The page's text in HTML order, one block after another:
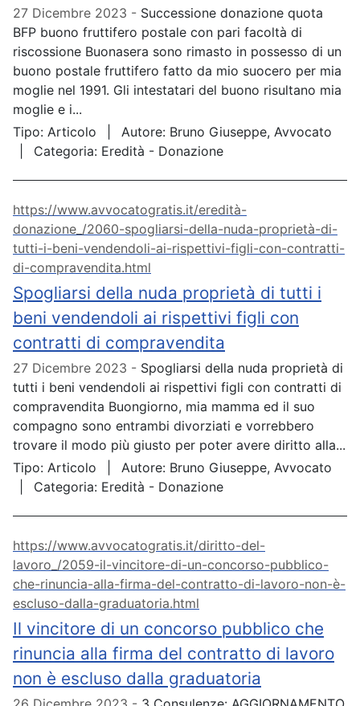
27 Dicembre 2023
Successione donazione quota
BFP buono fruttifero postale con pari facoltà di
riscossione Buonasera sono rimasto in possesso di un
buono postale fruttifero fatto da mio suocero per mia
moglie nel 1991. Gli intestatari del buono risultano mia
moglie e i...
Tipo: Articolo Autore: Bruno Giuseppe, Avvocato
Categoria: Eredità - Donazione
Spogliarsi della nuda proprietà di tutti i
beni vendendoli ai rispettivi figli con
contratti di compravendita
https://www.avvocatogratis.it/eredità-
donazione_/2060-spogliarsi-della-nuda-proprietà-di-
tutti-i-beni-vendendoli-ai-rispettivi-figli-con-contratti-
di-compravendita.html
27 Dicembre 2023
Spogliarsi della nuda proprietà di
tutti i beni vendendoli ai rispettivi figli con contratti di
compravendita Buongiorno, mia mamma ed il suo
compagno sono entrambi divorziati e vorrebbero
trovare il modo più giusto per poter avere diritto alla...
Tipo: Articolo Autore: Bruno Giuseppe, Avvocato
Categoria: Eredità - Donazione
Il vincitore di un concorso pubblico che
rinuncia alla firma del contratto di lavoro
non è escluso dalla graduatoria
https://www.avvocatogratis.it/diritto-del-
lavoro_/2059-il-vincitore-di-un-concorso-pubblico-
che-rinuncia-alla-firma-del-contratto-di-lavoro-non-è-
escluso-dalla-graduatoria.html